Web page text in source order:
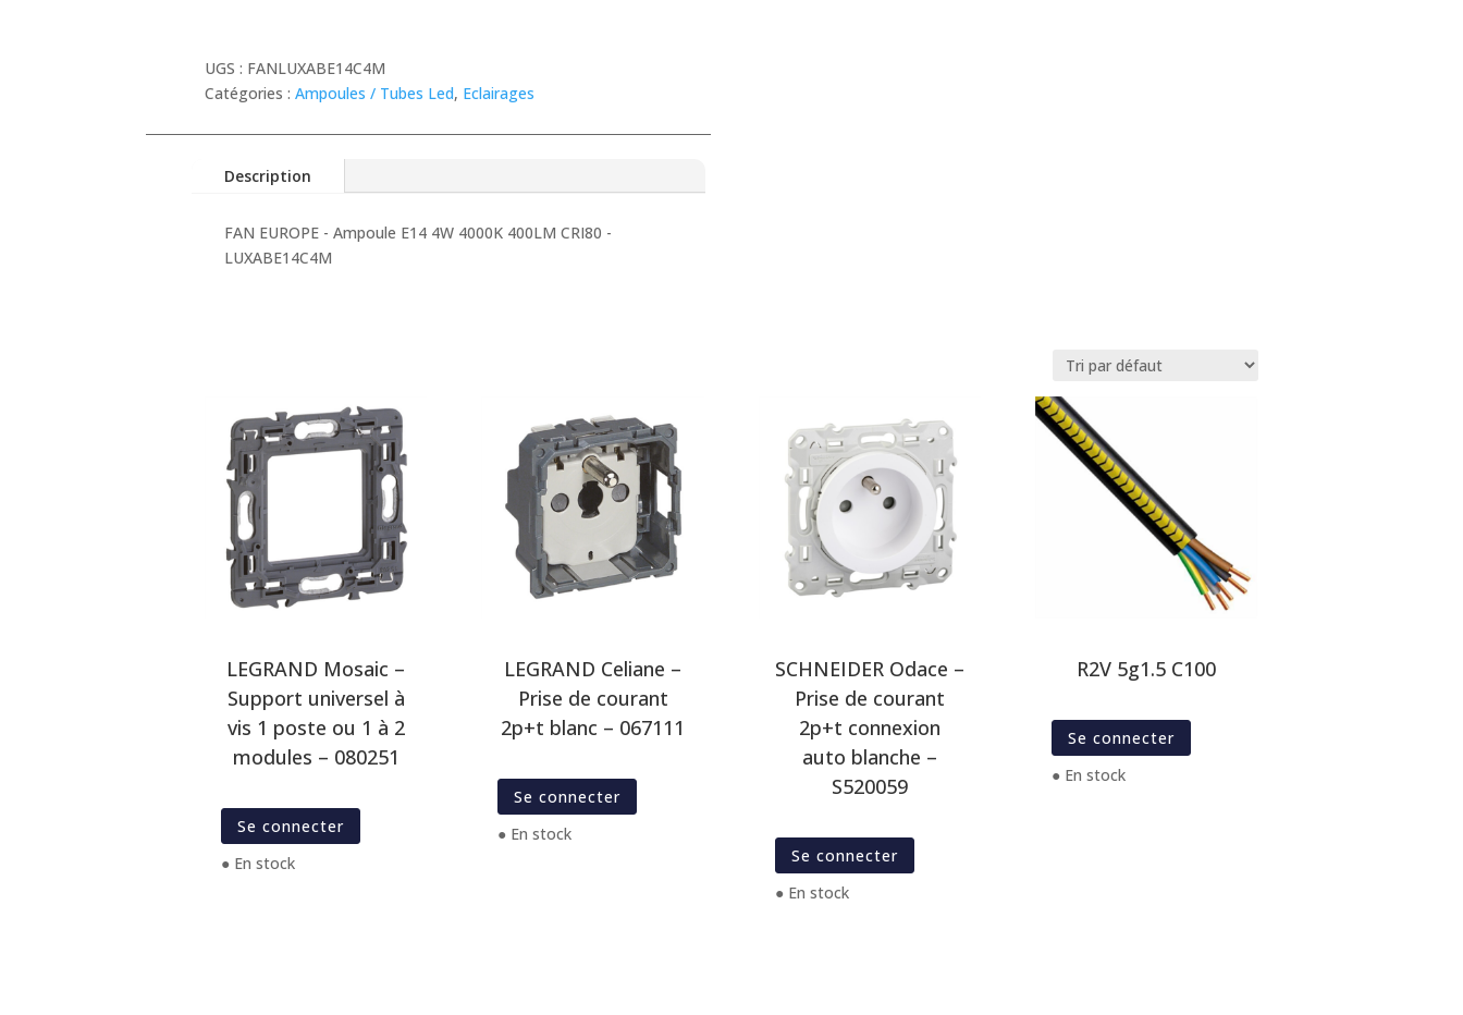
UGS : FANLUXABE14C4M
Catégories :Ampoules / Tubes Led, Eclairages
Description
FAN EUROPE - Ampoule E14 4W 4000K 400LM CRI80 -
LUXABE14C4M
LEGRAND Mosaic –
Support universel à
vis 1 poste ou 1 à 2
modules – 080251
Se connecter
● En stock
LEGRAND Celiane –
Prise de courant
2p+t blanc – 067111
Se connecter
● En stock
SCHNEIDER Odace –
Prise de courant
2p+t connexion
auto blanche –
S520059
Se connecter
● En stock
R2V 5g1.5 C100
Se connecter
● En stock